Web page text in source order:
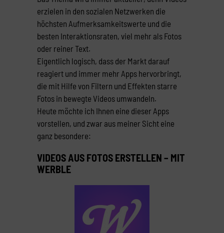
erzielen in den sozialen Netzwerken die
höchsten Aufmerksamkeitswerte und die
besten Interaktionsraten, viel mehr als Fotos
oder reiner Text.
Eigentlich logisch, dass der Markt darauf
reagiert und immer mehr Apps hervorbringt,
die mit Hilfe von Filtern und Effekten starre
Fotos in bewegte Videos umwandeln.
Heute möchte ich Ihnen eine dieser Apps
vorstellen, und zwar aus meiner Sicht eine
ganz besondere:
VIDEOS AUS FOTOS ERSTELLEN – MIT
WERBLE